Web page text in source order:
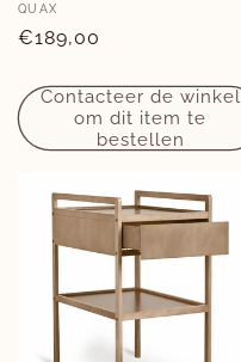
Verkoper:
QUAX
Normale
€189,00
Contacteer de winkel
om dit item te
bestellen